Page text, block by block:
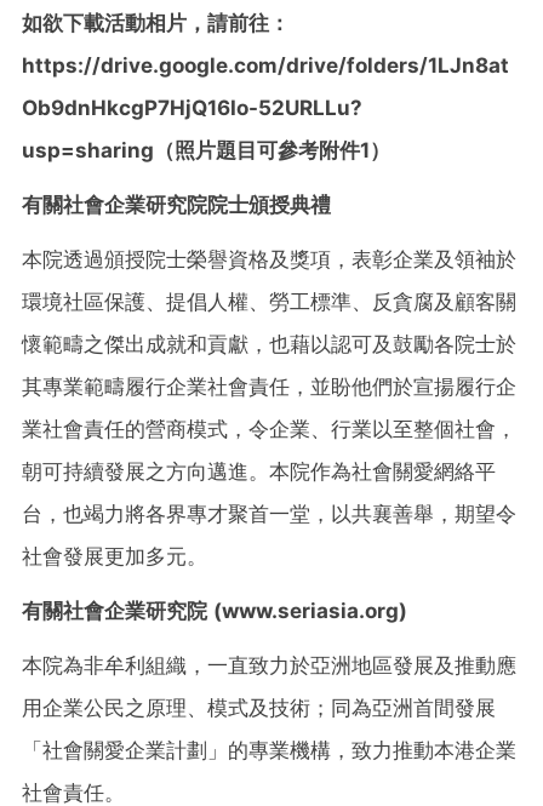
如欲下載活動相片，請前往：
https://drive.google.com/drive/folders/1LJn8at
Ob9dnHkcgP7HjQ16Io-52URLLu?
usp=sharing （照片題目可參考附件1）
有關社會企業研究院院士頒授典禮
本院透過頒授院士榮譽資格及獎項，表彰企業及領袖於
環境社區保護、提倡人權、勞工標準、反貪腐及顧客關
懷範疇之傑出成就和貢獻，也藉以認可及鼓勵各院士於
其專業範疇履行企業社會責任，並盼他們於宣揚履行企
業社會責任的營商模式，令企業、行業以至整個社會，
朝可持續發展之方向邁進。本院作為社會關愛網絡平
台，也竭力將各界專才聚首一堂，以共襄善舉，期望令
社會發展更加多元。
有關社會企業研究院 (www.seriasia.org)
本院為非牟利組織，一直致力於亞洲地區發展及推動應
用企業公民之原理、模式及技術；同為亞洲首間發展
「社會關愛企業計劃」的專業機構，致力推動本港企業
社會責任。